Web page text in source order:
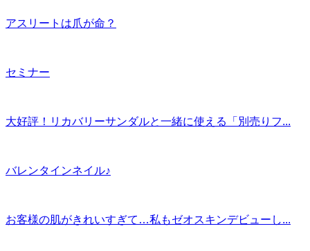
アスリートは爪が命？
セミナー
大好評！リカバリーサンダルと一緒に使える「別売りフ...
バレンタインネイル♪
お客様の肌がきれいすぎて…私もゼオスキンデビューし...